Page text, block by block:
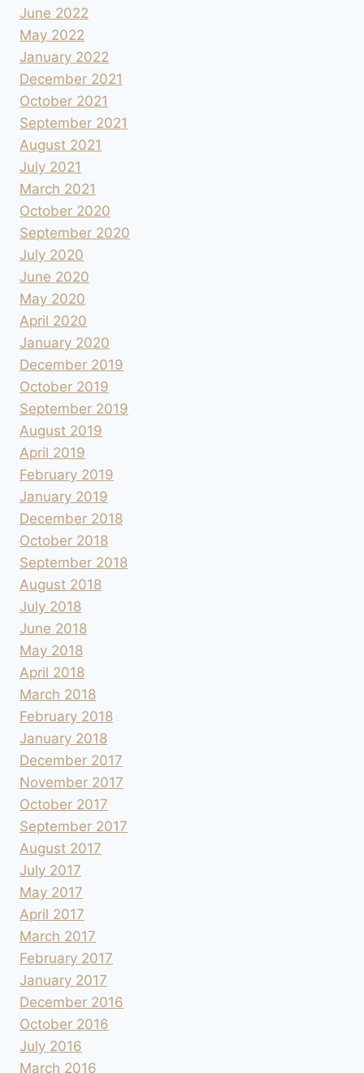
June 2022
May 2022
January 2022
December 2021
October 2021
September 2021
August 2021
July 2021
March 2021
October 2020
September 2020
July 2020
June 2020
May 2020
April 2020
January 2020
December 2019
October 2019
September 2019
August 2019
April 2019
February 2019
January 2019
December 2018
October 2018
September 2018
August 2018
July 2018
June 2018
May 2018
April 2018
March 2018
February 2018
January 2018
December 2017
November 2017
October 2017
September 2017
August 2017
July 2017
May 2017
April 2017
March 2017
February 2017
January 2017
December 2016
October 2016
July 2016
March 2016